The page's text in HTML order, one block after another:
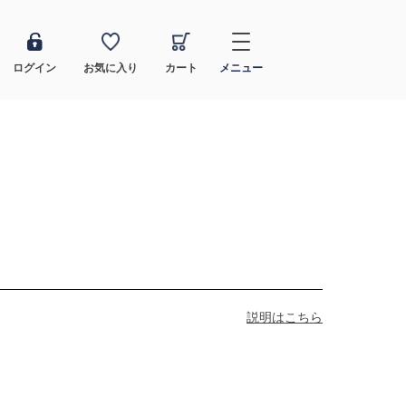
ログイン お気に入り カート メニュー
説明はこちら